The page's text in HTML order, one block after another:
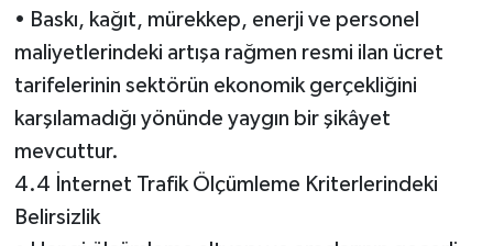
• Baskı, kağıt, mürekkep, enerji ve personel
maliyetlerindeki artışa rağmen resmi ilan ücret
tarifelerinin sektörün ekonomik gerçekliğini
karşılamadığı yönünde yaygın bir şikâyet
mevcuttur.
4.4 İnternet Trafik Ölçümleme Kriterlerindeki
Belirsizlik